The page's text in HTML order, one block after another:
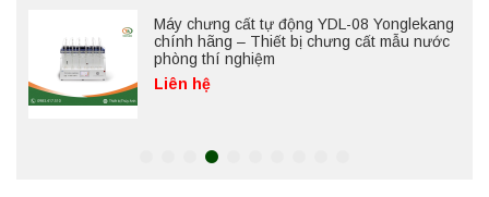
Máy chưng cất tự động YDL-08 Yonglekang
chính hãng – Thiết bị chưng cất mẫu nước
phòng thí nghiệm
Liên hệ
Máy ly tâm tốc độ thấp để bàn YKL04A
Yonglekang – Máy ly tâm phòng thí nghiệm